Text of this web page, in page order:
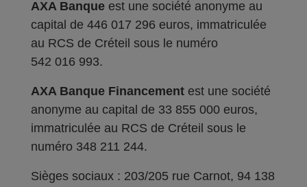
AXA Banque est une société anonyme au
capital de 446 017 296 euros, immatriculée
au RCS de Créteil sous le numéro
542 016 993.
AXA Banque Financement est une société
anonyme au capital de 33 855 000 euros,
immatriculée au RCS de Créteil sous le
numéro 348 211 244.
Sièges sociaux : 203/205 rue Carnot, 94 138